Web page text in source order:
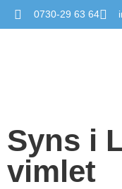
0730-29 63 64
Syns i
vimlet